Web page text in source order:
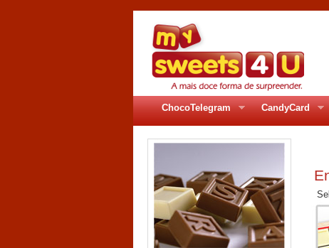
ChocoTelegram CandyCard